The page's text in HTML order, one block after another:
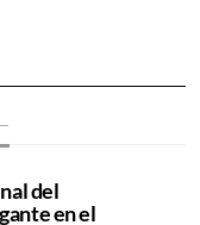
del
en el